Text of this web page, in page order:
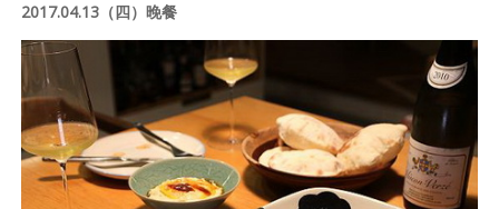
2017.04.13（四）晚餐